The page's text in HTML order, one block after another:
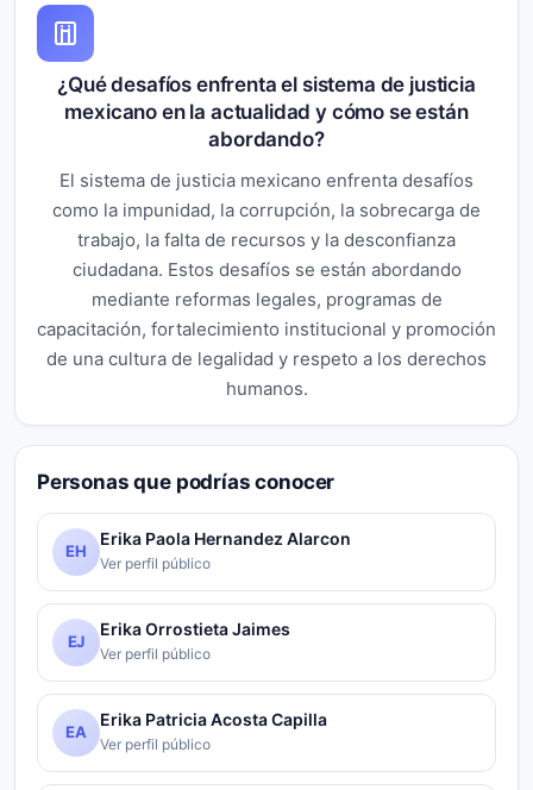
¿Qué desafíos enfrenta el sistema de justicia
mexicano en la actualidad y cómo se están
abordando?
El sistema de justicia mexicano enfrenta desafíos
como la impunidad, la corrupción, la sobrecarga de
trabajo, la falta de recursos y la desconfianza
ciudadana. Estos desafíos se están abordando
mediante reformas legales, programas de
capacitación, fortalecimiento institucional y promoción
de una cultura de legalidad y respeto a los derechos
humanos.
Personas que podrías conocer
EH
Erika Paola Hernandez Alarcon
Ver perfil público
EJ
Erika Orrostieta Jaimes
Ver perfil público
EA
Erika Patricia Acosta Capilla
Ver perfil público